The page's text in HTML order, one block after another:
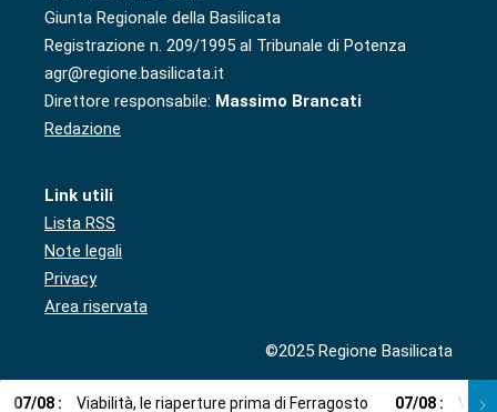
Giunta Regionale della Basilicata
Registrazione n. 209/1995 al Tribunale di Potenza
agr@regione.basilicata.it
Direttore responsabile: Massimo Brancati
Redazione
Link utili
Lista RSS
Note legali
Privacy
Area riservata
©2025 Regione Basilicata
07/08 : Viabilità, le riaperture prima di Ferragosto 07/08 : Via